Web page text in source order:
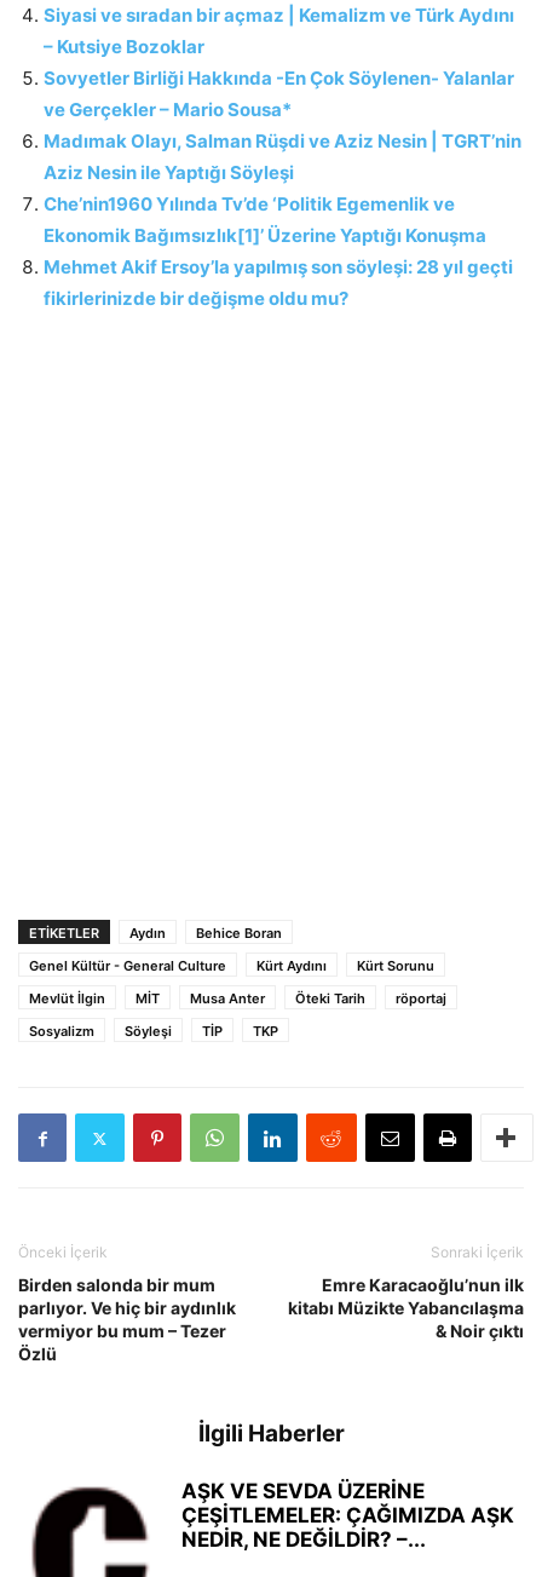
Siyasi ve sıradan bir açmaz | Kemalizm ve Türk Aydını
– Kutsiye Bozoklar
Sovyetler Birliği Hakkında -En Çok Söylenen- Yalanlar
ve Gerçekler – Mario Sousa*
Madımak Olayı, Salman Rüşdi ve Aziz Nesin | TGRT’nin
Aziz Nesin ile Yaptığı Söyleşi
Che’nin1960 Yılında Tv’de ‘Politik Egemenlik ve
Ekonomik Bağımsızlık[1]’ Üzerine Yaptığı Konuşma
Mehmet Akif Ersoy’la yapılmış son söyleşi: 28 yıl geçti
fikirlerinizde bir değişme oldu mu?
ETIKETLER Aydın
Behice Boran
Genel Kültür - General Culture
Kürt Aydını
Kürt Sorunu
Mevlüt İlgin
MİT Musa Anter Öteki Tarih
röportaj
Sosyalizm
Söyleşi TİP TKP
Önceki İçerik
Birden salonda bir mum
parlıyor. Ve hiç bir aydınlık
vermiyor bu mum – Tezer
Özlü
Sonraki İçerik
Emre Karacaoğlu’nun ilk
kitabı Müzikte Yabancılaşma
& Noir çıktı
İlgili Haberler
AŞK VE SEVDA ÜZERİNE
ÇEŞİTLEMELER: ÇAĞIMIZDA AŞK
NEDİR, NE DEĞİLDİR? –...